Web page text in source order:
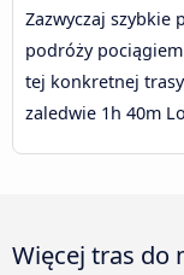
Zazwyczaj szybkie
podróży
tej konkretnej
zaledwie 1h 40m
Więcej tras do